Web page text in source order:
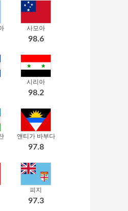
사모아
98.6
시리아
98.2
앤티가 바부다
97.8
피지
97.3